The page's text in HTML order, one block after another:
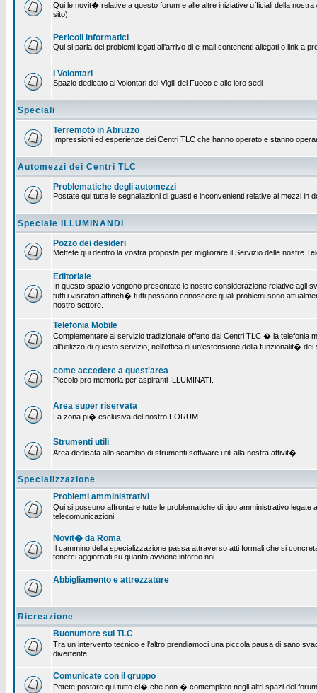
Qui le novit� relative a questo forum e alle altre iniziative ufficiali della
sito)
Pericoli informatici
Qui si parla dei problemi legati all'arrivo di e-mail contenenti allegati o link a
I Volontari
Spazio dedicato ai Volontari dei Vigili del Fuoco e alle loro sedi
Speciali
Terremoto in Abruzzo
Impressioni ed esperienze dei Centri TLC che hanno operato e stanno
Automezzi dei Centri TLC
Problematiche degli automezzi
Postate qui tutte le segnalazioni di guasti e inconvenienti relative ai mezzi in
Speciale ILLUMINANDI
Pozzo dei desideri
Mettete qui dentro la vostra proposta per migliorare il Servizio delle nostre
Editoriale
In questo spazio vengono presentate le nostre considerazione relative agli
tutti i visitatori affinch� tutti possano conoscere quali problemi sono
nostro settore.
Telefonia Mobile
Complementare al servizio tradizionale offerto dai Centri TLC � la telefonia
all'utilizzo di questo servizio, nell'ottica di un'estensione della funzionalit�
come accedere a quest'area
Piccolo pro memoria per aspiranti ILLUMINATI.
Area super riservata
La zona pi� esclusiva del nostro FORUM
Strumenti utili
Area dedicata allo scambio di strumenti software utili alla nostra attivit�.
Specializzazione
Problemi amministrativi
Qui si possono affrontare tutte le problematiche di tipo amministrativo
telecomunicazioni.
Novit� da Roma
Il cammino della specializzazione passa attraverso atti formali che si
tenerci aggiornati su quanto avviene intorno noi.
Abbigliamento e attrezzature
Ricreazione
Buonumore sui TLC
Tra un intervento tecnico e l'altro prendiamoci una piccola pausa di sano
divertente.
Comunicate con il gruppo
Potete postare qui tutto ci� che non � contemplato negli altri spazi del